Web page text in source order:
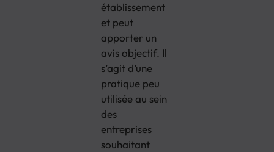
établissement
et peut
apporter un
avis objectif. Il
s’agit d’une
pratique peu
utilisée au sein
des
entreprises
souhaitant